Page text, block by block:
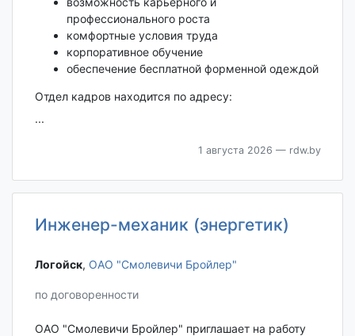
профессионального роста
комфортные условия труда
корпоративное обучение
обеспечение бесплатной форменной одеждой
Отдел кадров находится по адресу:
...
1 августа 2026 — rdw.by
Инженер-механик (энергетик)
Логойск‎, ОАО "Смолевичи Бройлер"
по договоренности
ОАО "Смолевичи Бройлер" приглашает на работу